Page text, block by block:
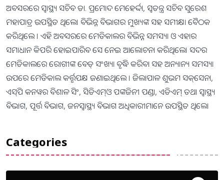
ଅବସରରେ ସ୍ବାସ୍ଥ୍ୟ ସଚିବ ଡା. ପ୍ରମୋଦ ମେହେର୍ଦ୍ଦା, ସ୍ବତନ୍ତ୍ର ସଚିବ ସୁରେଶ
ମହାପାତ୍ର ଉପସ୍ଥିତ ଥିଲେ। ବିଭିନ୍ନ ବିଭାଗର ମୁଖ୍ୟଙ୍କ ସହ ସମୀକ୍ଷା ବୈଠକ
କରିଥିଲେ । ଏହି ଅବସରରେ ମେଡିକାଲର ବିଭିନ୍ନ ସମସ୍ୟା ଓ ଏହାର
ସମାଧାନ କିପରି ହୋଇପାରିବ ସେ ନେଇ ଆଲୋଚନା କରିଥିଲେ। ସଦର
ମେଡିକାଲରେ ରୋଗୀଙ୍କ ବେଡ୍‌ ସଂଖ୍ୟା ବୃଦ୍ଧି କରିବା ସହ ଅନ୍ୟାନ୍ୟ ସମସ୍ୟା
ଉପରେ ମେଡିକାଲ କର୍ତ୍ତୃପକ୍ଷ ଜଣାଇଥିଲେ । ଜିଲାପାଳ ଶୁଭମ ସକ୍‌ସେନା,
ଏସ୍‌ପି କନୱର ବିଶାଳ ସିଂ, ସିଡିଏମ୍‌ଓ ପଙ୍କଜିନୀ ପଣ୍ଡା, ଏଡିଏମ୍‌ ତଥା ସ୍ବାସ୍ଥ୍ୟ
ବିଭାଗ, ପୂର୍ତ୍ତ ବିଭାଗ, ଜନସ୍ବାସ୍ଥ୍ୟ ବିଭାଗ ଅଧିକାରୀମାନେ ଉପସ୍ଥିତ ଥିଲେ।
Categories